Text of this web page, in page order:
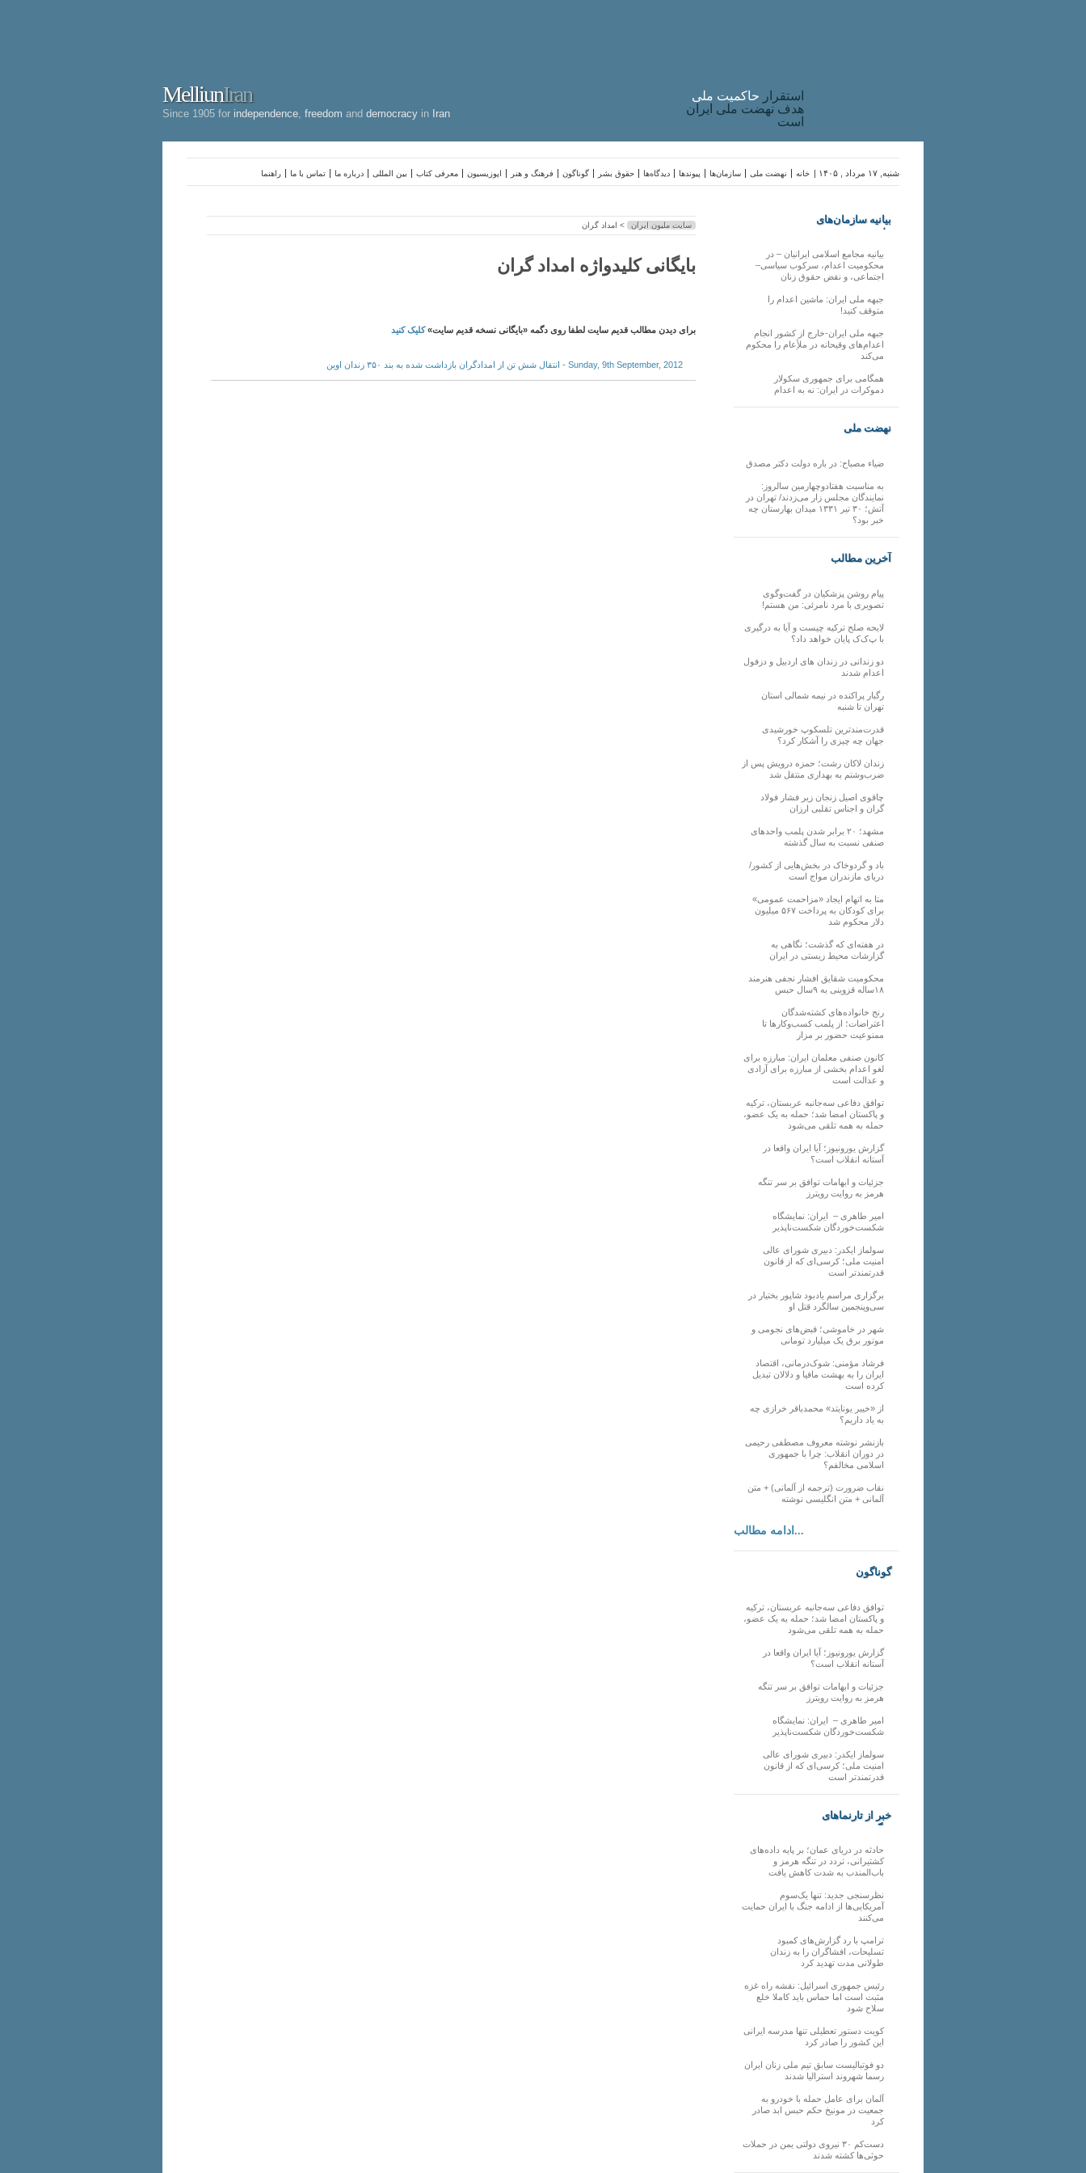
MelliunIran
Since 1905 for independence freedom and democracy in Iran
استقرار حاکميت ملی
هدف نهضت ملی ایران
است
راهنما تماس با ما درباره ما بین المللی معرفی کتاب اپوزیسیون فرهنگ و هنر گوناگون حقوق بشر دیدگاه‌ها پیوندها سازمان‌ها نهضت ملی خانه شنبه, ۱۷ مرداد , ۱۴۰۵ |
سایت ملیون ایران > امداد گران
بایگانی کلیدواژه امداد گران
برای دیدن مطالب قدیم سایت لطفا روی دگمه «بایگانی نسخه قدیم سایت»کلیک کنید
Sunday, 9th September, 2012 - انتقال شش تن از امدادگران بازداشت شده به بند ۳۵۰ زندان اوین
بیانیه سازمان‌های
ملی
بیانیه مجامع اسلامی ایرانیان – در
محکومیت اعدام، سرکوب سیاسی–
اجتماعی، و نقض حقوق زنان
جبهه ملی ایران: ماشین اعدام را
متوقف کنید!
جبهه ملی ایران-خارج از کشور انجام
اعدام‌های وقیحانه در ملأِعام را محکوم
می‌کند
همگامی برای جمهوری سکولار
دموکرات در ایران: نه به اعدام
نهضت ملی
ضیاء مصباح: در باره دولت دکتر مصدق
به مناسبت هفتادوچهارمین سالروز:
نمایندگان مجلس زار می‌زدند/ تهران در
آتش؛ ۳۰ تیر ۱۳۳۱ میدان بهارستان چه
خبر بود؟
آخرین مطالب
پیام روشن پزشکیان در گفت‌و‌گوی
تصویری با مرد نامرئی: من هستم!
لایحه صلح ترکیه چیست و آیا به درگیری
با پ‌ک‌ک پایان خواهد داد؟
دو زندانی در زندان های اردبیل و دزفول
اعدام شدند
رگبار پراکنده در نیمه شمالی استان
تهران تا شنبه
قدرت‌مندترین تلسکوپ خورشیدی
جهان چه چیزی را آشکار کرد؟
زندان لاکان رشت؛ حمزه درویش پس از
ضرب‌وشتم به بهداری منتقل شد
چاقوی اصیل زنجان زیر فشار فولاد
گران و اجناس تقلبی ارزان
مشهد؛ ۲۰ برابر شدن پلمب واحدهای
صنفی نسبت به سال گذشته
باد و گردوخاک در بخش‌هایی از کشور/
دریای مازندران مواج است
متا به اتهام ایجاد «مزاحمت عمومی»
برای کودکان به پرداخت ۵۶۷ میلیون
دلار محکوم شد
در هفته‌ای که گذشت؛ نگاهی به
گزارشات محیط زیستی در ایران
محکومیت شقایق افشار نجفی هنرمند
۱۸ساله قزوینی به ۹سال حبس
رنج خانواده‌های کشته‌شدگان
اعتراضات؛ از پلمب کسب‌وکارها تا
ممنوعیت حضور بر مزار
کانون صنفی معلمان ایران: مبارزه برای
لغو اعدام بخشی از مبارزه برای آزادی
و عدالت است
توافق دفاعی سه‌جانبه عربستان، ترکیه
و پاکستان امضا شد؛ حمله به یک عضو،
حمله به همه تلقی می‌شود
گزارش یورونیوز؛ آیا ایران واقعا در
آستانه انقلاب است؟
جزئیات و ابهامات توافق بر سر تنگه
هرمز به روایت رویترز
امیر طاهری – ایران: نمایشگاه
شکست‌خوردگان شکست‌ناپذیر
سولماز ایکدر: دبیری شورای عالی
امنیت ملی؛ کرسی‌ای که از قانون
قدرتمندتر است
برگزاری مراسم یادبود شاپور بختیار در
سی‌وپنجمین سالگرد قتل او
شهر در خاموشی؛ قبض‌های نجومی و
موتور برق یک میلیارد تومانی
فرشاد مؤمنی: شوک‌درمانی، اقتصاد
ایران را به بهشت مافیا و دلالان تبدیل
کرده است
از «خیبر یونایتد» محمدباقر خرازی چه
به یاد داریم؟
بازنشر نوشته معروف مصطفی رحیمی
در دوران انقلاب: چرا با جمهوری
اسلامی مخالفم؟
نقاب ضرورت (ترجمه از آلمانی) + متن
آلمانی + متن انگلیسی نوشته
ادامه مطالب...
گوناگون
توافق دفاعی سه‌جانبه عربستان، ترکیه
و پاکستان امضا شد؛ حمله به یک عضو،
حمله به همه تلقی می‌شود
گزارش یورونیوز؛ آیا ایران واقعا در
آستانه انقلاب است؟
جزئیات و ابهامات توافق بر سر تنگه
هرمز به روایت رویترز
امیر طاهری – ایران: نمایشگاه
شکست‌خوردگان شکست‌ناپذیر
سولماز ایکدر: دبیری شورای عالی
امنیت ملی؛ کرسی‌ای که از قانون
قدرتمندتر است
خبر از تارنماهای
دیگر
حادثه در دریای عمان؛ بر پایه داده‌های
کشتیرانی، تردد در تنگه هرمز و
باب‌المندب به شدت کاهش یافت
نظرسنجی جدید: تنها یک‌سوم
آمریکایی‌ها از ادامه جنگ با ایران حمایت
می‌کنند
ترامپ با رد گزارش‌های کمبود
تسلیحات، افشاگران را به زندان
طولانی مدت تهدید کرد
رئیس‌ جمهوری اسرائیل: نقشه راه غزه
مثبت است اما حماس باید کاملا خلع
سلاح شود
کویت دستور تعطیلی تنها مدرسه ایرانی
این کشور را صادر کرد
دو فوتبالیست سابق تیم ملی زنان ایران
رسما شهروند استرالیا شدند
آلمان برای عامل حمله با خودرو به
جمعیت در مونیخ حکم حبس ابد صادر
کرد
دست‌کم ۳۰ نیروی دولتی یمن در حملات
حوثی‌ها کشته شدند